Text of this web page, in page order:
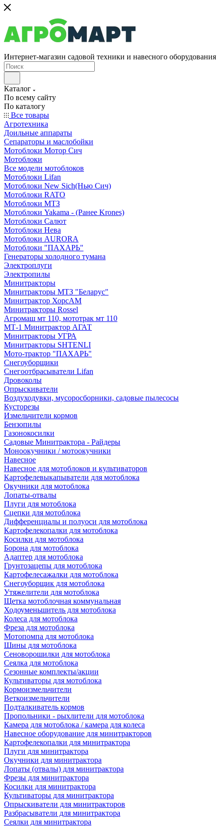
Интернет-магазин садовой техники и навесного оборудования
Каталог
По всему сайту
По каталогу
Все товары
Агротехника
Доильные аппараты
Сепараторы и маслобойки
Мотоблоки Мотор Сич
Мотоблоки
Все модели мотоблоков
Мотоблоки Lifan
Мотоблоки New Sich(Нью Сич)
Мотоблоки RATO
Мотоблоки МТЗ
Мотоблоки Yakama - (Ранее Krones)
Мотоблоки Салют
Мотоблоки Нева
Мотоблоки AURORA
Мотоблоки "ПАХАРЬ"
Генераторы холодного тумана
Электроплуги
Электропилы
Минитракторы
Минитракторы МТЗ "Беларус"
Минитрактор ХорсАМ
Минитракторы Rossel
Агромаш мт 110, мототрак мт 110
МТ-1 Минитрактор АГАТ
Минитракторы УГРА
Минитракторы SHTENLI
Мото-трактор "ПАХАРЬ"
Снегоуборщики
Снегоотбрасыватели Lifan
Дровоколы
Опрыскиватели
Воздуходувки, мусоросборники, cадовые пылесосы
Кусторезы
Измельчители кормов
Бензопилы
Газонокосилки
Садовые Минитрактора - Райдеры
Моноокучники / мотоокучники
Навесное
Навесное для мотоблоков и культиваторов
Картофелевыкапыватели для мотоблока
Окучники для мотоблока
Лопаты-отвалы
Плуги для мотоблока
Сцепки для мотоблока
Дифференциалы и полуоси для мотоблока
Картофелекопалки для мотоблока
Косилки для мотоблока
Борона для мотоблока
Адаптер для мотоблока
Грунтозацепы для мотоблока
Картофелесажалки для мотоблока
Снегоуборщик для мотоблока
Утяжелители для мотоблока
Щетка мотоблочная коммунальная
Ходоуменьшитель для мотоблока
Колеса для мотоблока
Фреза для мотоблока
Мотопомпа для мотоблока
Шины для мотоблока
Сеноворошилки для мотоблока
Сеялка для мотоблока
Сезонные комплекты/акции
Культиваторы для мотоблока
Кормоизмельчители
Веткоизмельчители
Подталкиватель кормов
Пропольники - рыхлители для мотоблока
Камера для мотоблока / камера для колеса
Навесное оборудование для минитракторов
Картофелекопалки для минитрактора
Плуги для минитрактора
Окучники для минитрактора
Лопаты (отвалы) для минитрактора
Фрезы для минитрактора
Косилки для минитрактора
Культиваторы для минитрактора
Опрыскиватели для минитракторов
Разбрасыватели для минитрактора
Сеялки для минитрактора